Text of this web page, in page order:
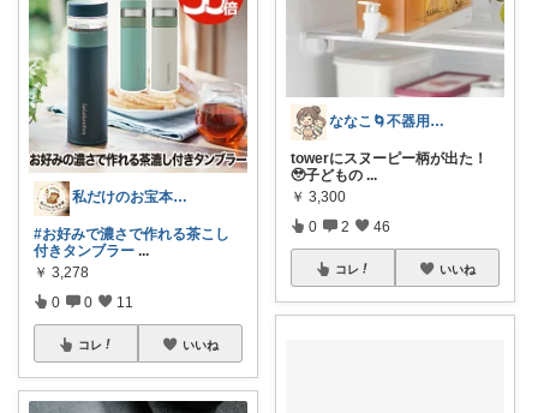
私だけのお宝本舗🍀経由購入いつも感謝！
#お好みで濃さで作れる茶こし
付きタンブラー ...
￥ 3,278
0 0 11
コレ いいね
ななこ🌀不器用ママ￤家事＆育児グッズ
towerにスヌーピー柄が出た！
🥹子どもの ...
￥ 3,300
0 2 46
コレ いいね